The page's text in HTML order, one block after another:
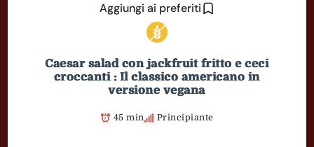
Aggiungi ai preferiti
Caesar salad con jackfruit fritto e ceci
croccanti : Il classico americano in
versione vegana
45 min Principiante